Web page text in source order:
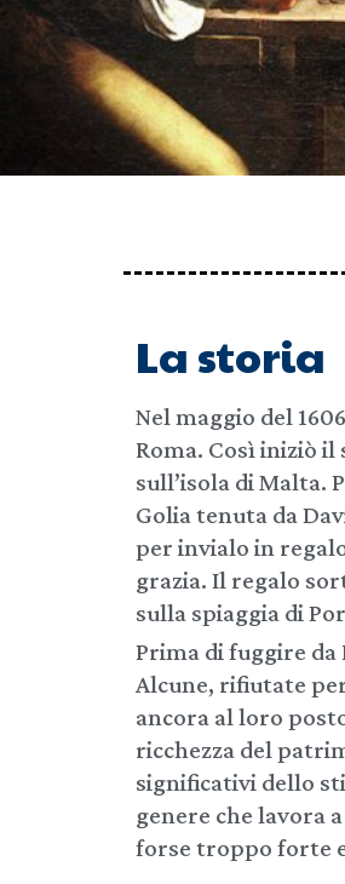
La storia
Nel maggio del
Roma. Così iniziò
sull’isola di Malta.
Golia tenuta da
per invialo in
grazia. Il regalo
sulla spiaggia di
Prima di fuggire
Alcune, rifiutate
ancora al loro
ricchezza del
significativi dello
genere che lavora
forse troppo forte